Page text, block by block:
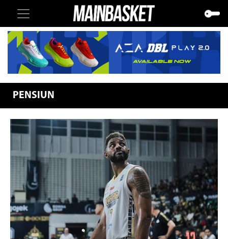
PENSIUN